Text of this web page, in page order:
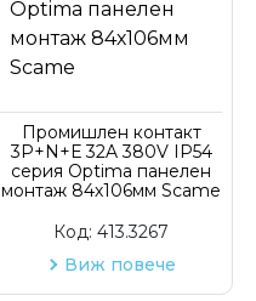
Промишлен контакт
3P+N+Е 32A 380V IP54
серия Optima панелен
монтаж 84х106мм Scame
Код: 413.3267
Виж повече